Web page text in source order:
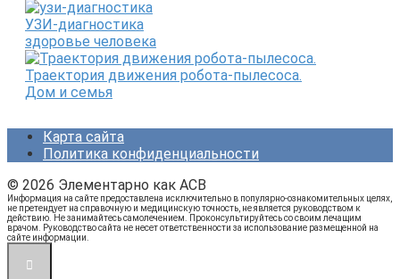
УЗИ-диагностика
здоровье человека
Траектория движения робота-пылесоса.
Дом и семья
Карта сайта
Политика конфиденциальности
© 2026 Элементарно как ACB
Информация на сайте предоставлена исключительно в популярно-ознакомительных целях,
не претендует на справочную и медицинскую точность, не является руководством к
действию. Не занимайтесь самолечением. Проконсультируйтесь со своим лечащим
врачом. Руководство сайта не несет ответственности за использование размещенной на
сайте информации.